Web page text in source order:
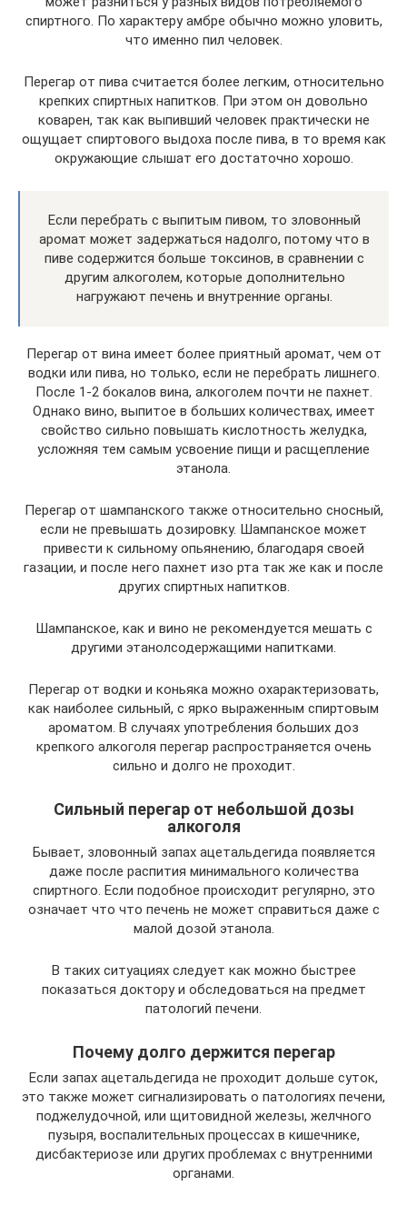
спиртного. По характеру амбре обычно можно уловить,
что именно пил человек.
Перегар от пива считается более легким, относительно
крепких спиртных напитков. При этом он довольно
коварен, так как выпивший человек практически не
ощущает спиртового выдоха после пива, в то время как
окружающие слышат его достаточно хорошо.
Если перебрать с выпитым пивом, то зловонный
аромат может задержаться надолго, потому что в
пиве содержится больше токсинов, в сравнении с
другим алкоголем, которые дополнительно
нагружают печень и внутренние органы.
Перегар от вина имеет более приятный аромат, чем от
водки или пива, но только, если не перебрать лишнего.
После 1-2 бокалов вина, алкоголем почти не пахнет.
Однако вино, выпитое в больших количествах, имеет
свойство сильно повышать кислотность желудка,
усложняя тем самым усвоение пищи и расщепление
этанола.
Перегар от шампанского также относительно сносный,
если не превышать дозировку. Шампанское может
привести к сильному опьянению, благодаря своей
газации, и после него пахнет изо рта так же как и после
других спиртных напитков.
Шампанское, как и вино не рекомендуется мешать с
другими этанолсодержащими напитками.
Перегар от водки и коньяка можно охарактеризовать,
как наиболее сильный, с ярко выраженным спиртовым
ароматом. В случаях употребления больших доз
крепкого алкоголя перегар распространяется очень
сильно и долго не проходит.
Сильный перегар от небольшой дозы
алкоголя
Бывает, зловонный запах ацетальдегида появляется
даже после распития минимального количества
спиртного. Если подобное происходит регулярно, это
означает что что печень не может справиться даже с
малой дозой этанола.
В таких ситуациях следует как можно быстрее
показаться доктору и обследоваться на предмет
патологий печени.
Почему долго держится перегар
Если запах ацетальдегида не проходит дольше суток,
это также может сигнализировать о патологиях печени,
поджелудочной, или щитовидной железы, желчного
пузыря, воспалительных процессах в кишечнике,
дисбактериозе или других проблемах с внутренними
органами.